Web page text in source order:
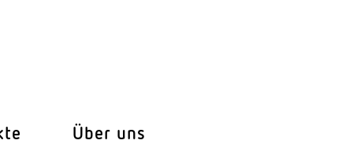
hexagonaler Fresnel-
Über uns